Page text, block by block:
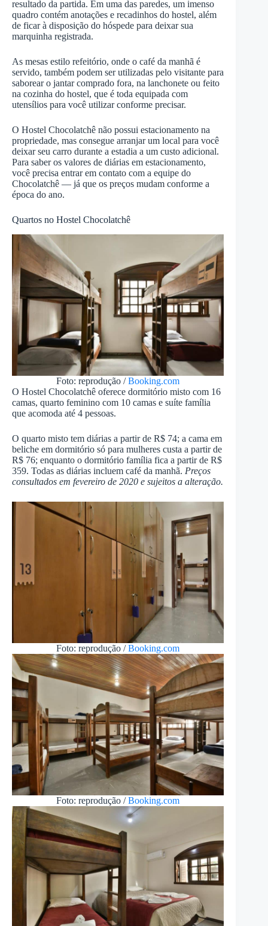
resultado da partida. Em uma das paredes, um imenso
quadro contém anotações e recadinhos do hostel, além
de ficar à disposição do hóspede para deixar sua
marquinha registrada.
As mesas estilo refeitório, onde o café da manhã é
servido, também podem ser utilizadas pelo visitante para
saborear o jantar comprado fora, na lanchonete ou feito
na cozinha do hostel, que é toda equipada com
utensílios para você utilizar conforme precisar.
O Hostel Chocolatchê não possui estacionamento na
propriedade, mas consegue arranjar um local para você
deixar seu carro durante a estadia a um custo adicional.
Para saber os valores de diárias em estacionamento,
você precisa entrar em contato com a equipe do
Chocolatchê — já que os preços mudam conforme a
época do ano.
Quartos no Hostel Chocolatchê
Foto: reprodução /Booking.com
O Hostel Chocolatchê oferece dormitório misto com 16
camas, quarto feminino com 10 camas e suíte família
que acomoda até 4 pessoas.
O quarto misto tem diárias a partir de R$ 74; a cama em
beliche em dormitório só para mulheres custa a partir de
R$ 76; enquanto o dormitório família fica a partir de R$
359. Todas as diárias incluem café da manhã. Preços
consultados em fevereiro de 2020 e sujeitos a alteração.
Foto: reprodução /Booking.com
Foto: reprodução /Booking.com